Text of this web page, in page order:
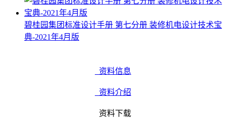
碧桂园集团标准设计手册 第七分册 装修机电设计技术宝
典-2021年4月版
资料信息
资料介绍
资料下载